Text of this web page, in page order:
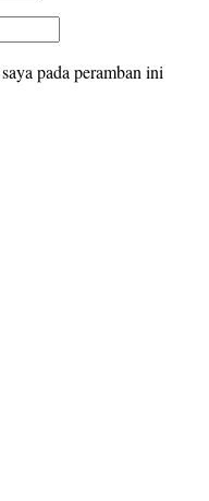
pada peramban ini